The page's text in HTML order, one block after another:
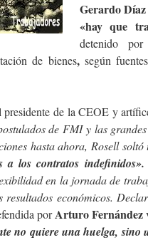
Gerardo
«hay que
detenido
de bienes,según
presidente de la CEOE y
de FMI y las
hasta ahora, Rosellsoltó
a los contratos indefinidos».
en la jornada de
resultados económicos.
porArturo Fernández
no quiere una huelga, sino